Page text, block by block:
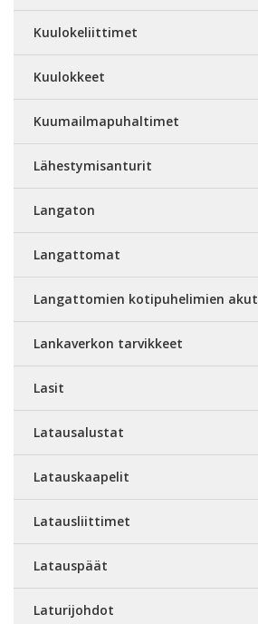
Kuulokeliittimet
Kuulokkeet
Kuumailmapuhaltimet
Lähestymisanturit
Langaton
Langattomat
Langattomien kotipuhelimien akut
Lankaverkon tarvikkeet
Lasit
Latausalustat
Latauskaapelit
Latausliittimet
Latauspäät
Laturijohdot